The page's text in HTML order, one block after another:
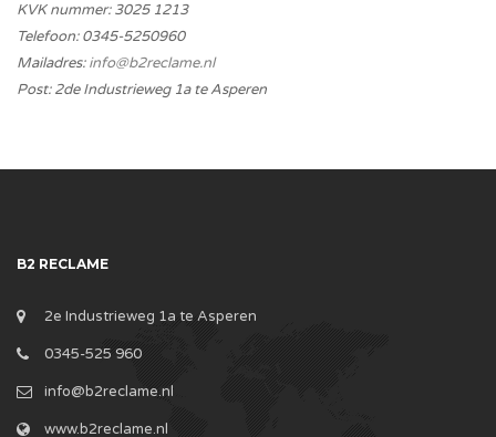
KVK nummer: 3025 1213
Telefoon: 0345-5250960
Mailadres:info@b2reclame.nl
Post: 2de Industrieweg 1a te Asperen
B2 RECLAME
2e Industrieweg 1a te Asperen
0345-525 960
info@b2reclame.nl
www.b2reclame.nl